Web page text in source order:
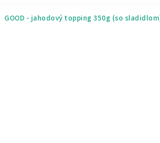
GOOD - jahodový topping 350g (so